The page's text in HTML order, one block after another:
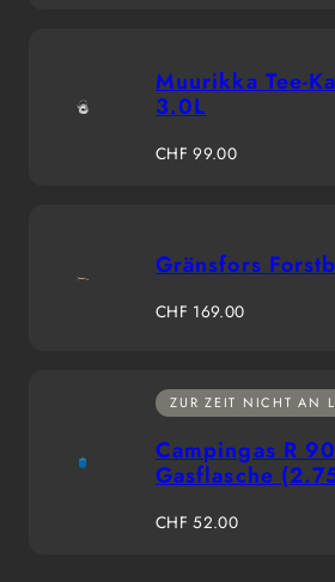
Muurikka Tee-
3.0L
Regulärer
CHF 99.00
Gränsfors
Regulärer
CHF 169.00
ZUR ZEIT NICHT AN
Campingas R
Gasflasche
Regulärer
CHF 52.00